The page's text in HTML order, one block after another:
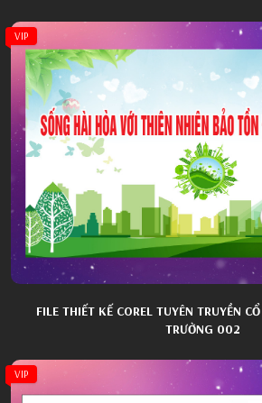
VIP
FILE THIẾT KẾ COREL TUYÊN TRUYỀN
TRƯỜNG 002
VIP